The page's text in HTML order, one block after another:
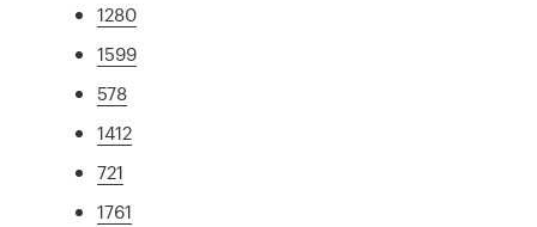
1280
1599
578
1412
721
1761